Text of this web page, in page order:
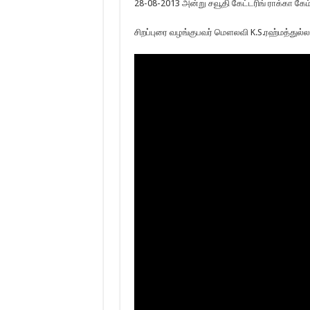
28-08-2013 அன்று சவூதி கேட்டரிங் ராக்கா
சிறப்புரை வழங்குபவர் மௌலவி